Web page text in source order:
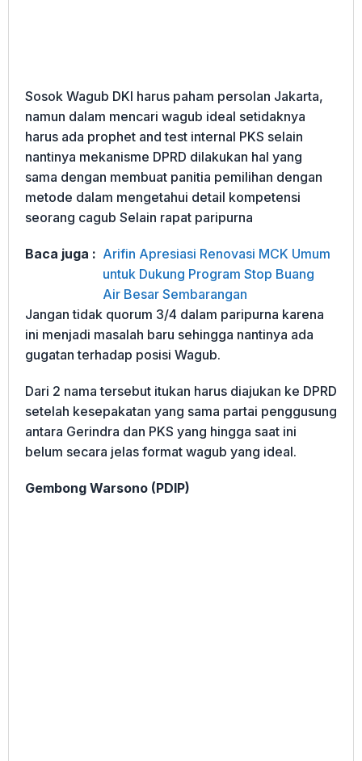
Sosok Wagub DKI harus paham persolan Jakarta,
namun dalam mencari wagub ideal setidaknya
harus ada prophet and test internal PKS selain
nantinya mekanisme DPRD dilakukan hal yang
sama dengan membuat panitia pemilihan dengan
metode dalam mengetahui detail kompetensi
seorang cagub Selain rapat paripurna
Baca juga : Arifin Apresiasi Renovasi MCK Umum
untuk Dukung Program Stop Buang
Air Besar Sembarangan
Jangan tidak quorum 3/4 dalam paripurna karena
ini menjadi masalah baru sehingga nantinya ada
gugatan terhadap posisi Wagub.
Dari 2 nama tersebut itukan harus diajukan ke DPRD
setelah kesepakatan yang sama partai penggusung
antara Gerindra dan PKS yang hingga saat ini
belum secara jelas format wagub yang ideal.
Gembong Warsono (PDIP)